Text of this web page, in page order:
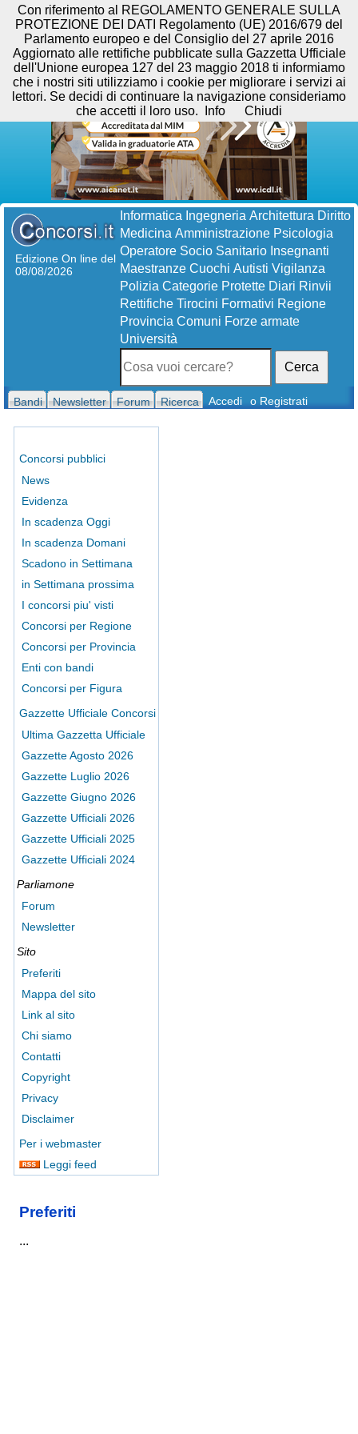
Edizione On line del
08/08/2026
Informatica Ingegneria Architettura Diritto
Medicina Amministrazione Psicologia
Operatore Socio Sanitario Insegnanti
Maestranze Cuochi Autisti Vigilanza
Polizia Categorie Protette Diari Rinvii
Rettifiche Tirocini Formativi Regione
Provincia Comuni Forze armate
Università
Cerca
Bandi Newsletter Forum Ricerca Accedi o Registrati
Concorsi pubblici
News
Evidenza
In scadenza Oggi
In scadenza Domani
Scadono in Settimana
in Settimana prossima
I concorsi piu' visti
Concorsi per Regione
Concorsi per Provincia
Enti con bandi
Concorsi per Figura
Gazzette Ufficiale Concorsi
Ultima Gazzetta Ufficiale
Gazzette Agosto 2026
Gazzette Luglio 2026
Gazzette Giugno 2026
Gazzette Ufficiali 2026
Gazzette Ufficiali 2025
Gazzette Ufficiali 2024
Parliamone
Forum
Newsletter
Sito
Preferiti
Mappa del sito
Link al sito
Chi siamo
Contatti
Copyright
Privacy
Disclaimer
Per i webmaster
Leggi feed
Preferiti
...
Con riferimento al REGOLAMENTO GENERALE SULLA
PROTEZIONE DEI DATI Regolamento (UE) 2016/679 del
Parlamento europeo e del Consiglio del 27 aprile 2016
Aggiornato alle rettifiche pubblicate sulla Gazzetta Ufficiale
dell'Unione europea 127 del 23 maggio 2018 ti informiamo
che i nostri siti utilizziamo i cookie per migliorare i servizi ai
lettori. Se decidi di continuare la navigazione consideriamo
che accetti il loro uso.
Info Chiudi